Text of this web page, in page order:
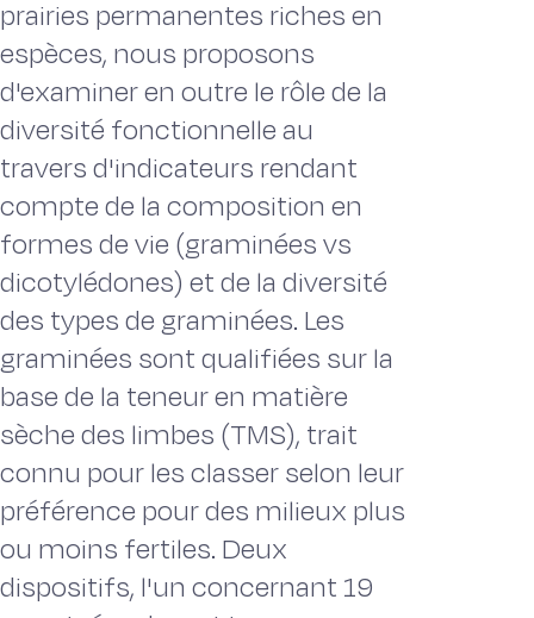
prairies permanentes riches en
espèces, nous proposons
d'examiner en outre le rôle de la
diversité fonctionnelle au
travers d'indicateurs rendant
compte de la composition en
formes de vie (graminées vs
dicotylédones) et de la diversité
des types de graminées. Les
graminées sont qualifiées sur la
base de la teneur en matière
sèche des limbes (TMS), trait
connu pour les classer selon leur
préférence pour des milieux plus
ou moins fertiles. Deux
dispositifs, l'un concernant 19